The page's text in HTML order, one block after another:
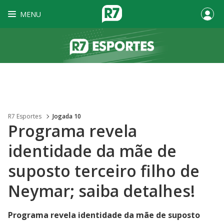
MENU
R7 Esportes Jogada 10
Programa revela
identidade da mãe de
suposto terceiro filho de
Neymar; saiba detalhes!
Programa revela identidade da mãe de suposto